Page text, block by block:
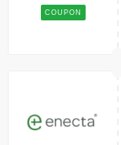
COUPON